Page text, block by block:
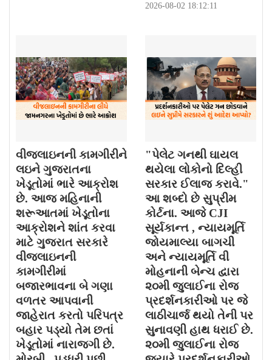
2026-08-02 18:12:11
વીજલાઇનની કામગીરીને
લઇને ગુજરાતના
ખેડૂતોમાં ભારે આક્રોશ
છે. આજ મહિનાની
શરૂઆતમાં ખેડૂતોના
આક્રોશને શાંત કરવા
માટે ગુજરાત સરકારે
વીજલાઇનની
કામગીરીમાં
બજારભાવના બે ગણા
વળતર આપવાની
જાહેરાત કરતો પરિપત્ર
બહાર પડ્યો તેમ છતાં
ખેડૂતોમાં નારાજગી છે.
"પેલેટ ગનથી ઘાયલ
થયેલા લોકોનો દિલ્હી
સરકાર ઈલાજ કરાવે."
આ શબ્દો છે સુપ્રીમ
કોર્ટના. આજે CJI
સૂર્યકાન્ત , ન્યાયમૂર્તિ
જોયમાલ્યા બાગચી
અને ન્યાયમૂર્તિ વી
મોહનાની બેન્ચ દ્વારા
૨૦મી જુલાઈના રોજ
પ્રદર્શનકારીઓ પર જે
લાઠીચાર્જ થયો તેની પર
સુનાવણી હાથ ધરાઈ છે.
૨૦મી જુલાઈના રોજ